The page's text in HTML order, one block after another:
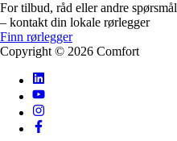
For tilbud, råd eller andre spørsmål
– kontakt din lokale rørlegger
Finn rørlegger
Copyright © 2026 Comfort